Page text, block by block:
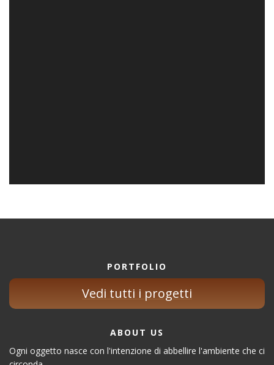
PORTFOLIO
Vedi tutti i progetti
ABOUT US
Ogni oggetto nasce con l'intenzione di abbellire l'ambiente che ci